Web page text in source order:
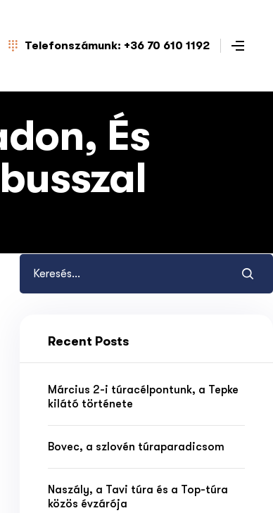
Telefonszámunk: +36 70 610 1192
És
Recent Posts
Március 2-i túracélpontunk, a Tepke
kilátó története
Bovec, a szlovén túraparadicsom
Naszály, a Tavi túra és a Top-túra
közös évzárója